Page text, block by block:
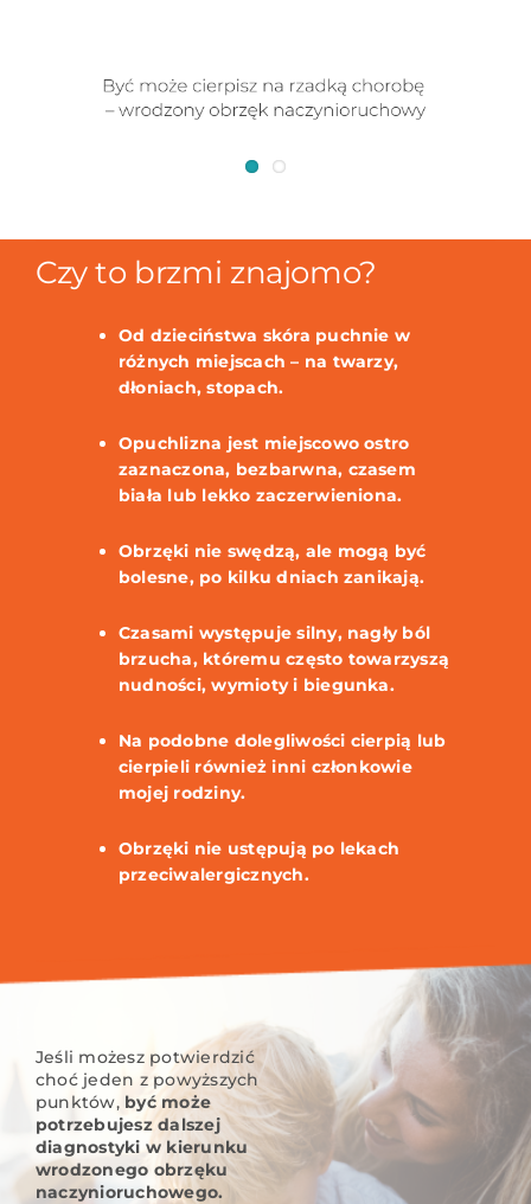
Czy to brzmi znajomo?
Od dzieciństwa skóra puchnie w
różnych miejscach – na twarzy,
dłoniach, stopach.
Opuchlizna jest miejscowo ostro
zaznaczona, bezbarwna, czasem
biała lub lekko zaczerwieniona.
Obrzęki nie swędzą, ale mogą być
bolesne, po kilku dniach zanikają.
Czasami występuje silny, nagły ból
brzucha, któremu często towarzyszą
nudności, wymioty i biegunka.
Na podobne dolegliwości cierpią lub
cierpieli również inni członkowie
mojej rodziny.
Obrzęki nie ustępują po lekach
przeciwalergicznych.
Jeśli możesz potwierdzić
choć jeden z powyższych
punktów, być może
potrzebujesz dalszej
diagnostyki w kierunku
wrodzonego obrzęku
naczynioruchowego.